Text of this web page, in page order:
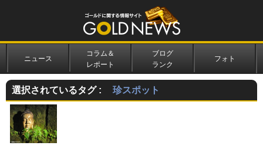
ニュース
コラム＆
レポート
ブログ
ランク
フォト
選択されているタグ : 珍スポット